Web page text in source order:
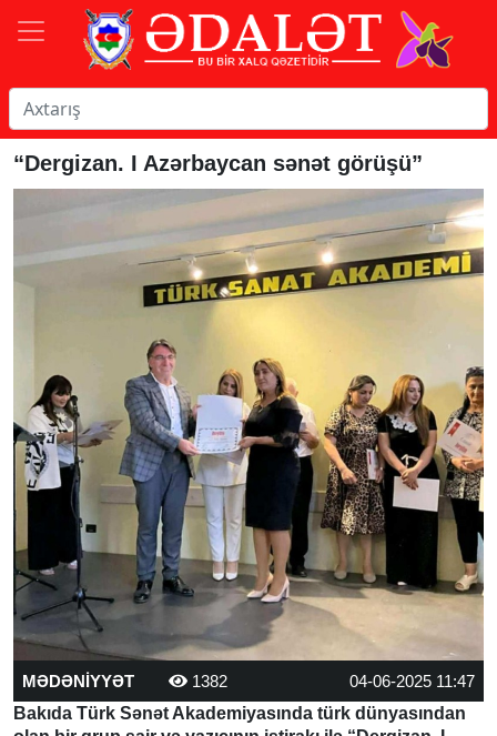
“Dergizan. I Azərbaycan sənət görüşü”
MƏDƏNİYYƏT 1382
04-06-2025 11:47
Bakıda Türk Sənət Akademiyasında türk dünyasından